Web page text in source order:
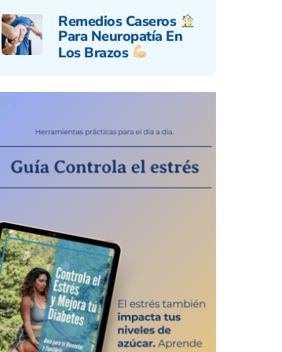
Remedios Caseros
Para Neuropatía En
Los Brazos